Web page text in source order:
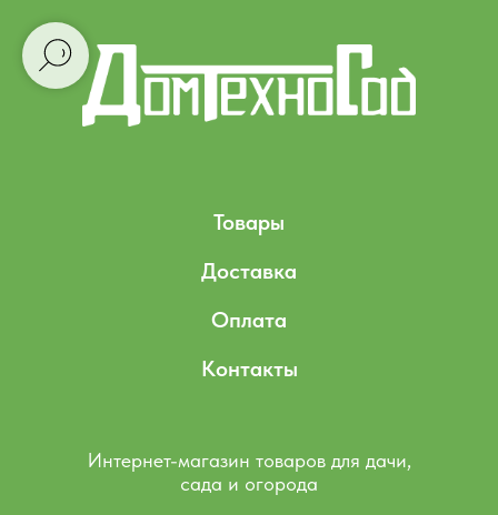
Товары
Доставка
Оплата
Контакты
Интернет-магазин товаров для дачи,
сада и огорода